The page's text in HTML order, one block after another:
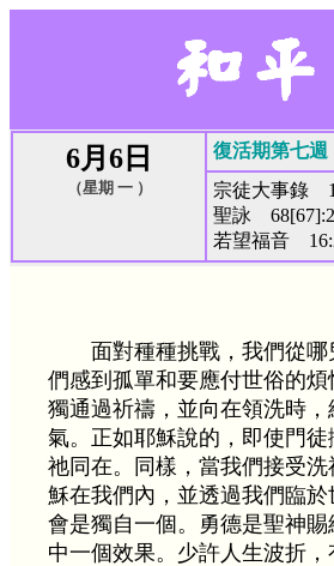
6月6日
（星期 一 ）
復活期第七週
宗徒大事錄
聖詠
若望福音
面對種種挑戰，我們從
們感到孤單和要應付世俗的
獨通過祈禱，並向在領洗時
氣。正如耶穌說的，即使門
祂同在。同樣，當我們接受
穌在我們內，並透過我們臨
會是獨自一個。勇德是聖神
中一個效果。少許人生波折